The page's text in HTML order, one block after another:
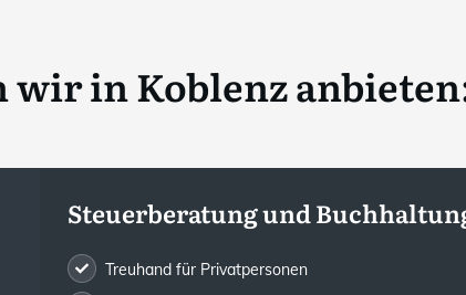
wir inKoblenz
Steuerberatung und
Treuhand für Privatpersonen